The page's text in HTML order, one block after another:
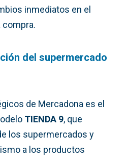
inmediatos en el
compra.
del supermercado
de Mercadona es el
TIENDA 9, que
los supermercados y
a los productos